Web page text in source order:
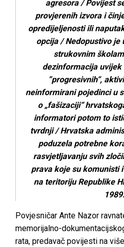
agresora / Povijest
provjerenih izvora i
opredijeljenosti ili
opcija / Nedopustivo je
strukovnim
dezinformacija uvijek
”progresivnih“,
neinformirani pojedinci u
o „fašizaciji“
informatori potom to
tvrdnji / Hrvatska
poduzela potrebne
rasvjetljavanju svih
prava koje su komunisti
na teritoriju Republike
1989.
Povjesničar Ante Nazor
memorijalno-
rata, predavač povijesti na